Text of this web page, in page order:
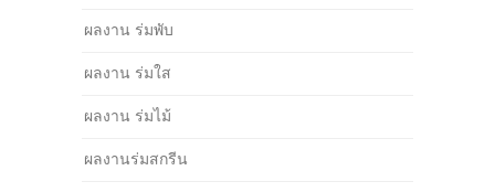
ผลงาน ร่มพับ
ผลงาน ร่มใส
ผลงาน ร่มไม้
ผลงานร่มสกรีน